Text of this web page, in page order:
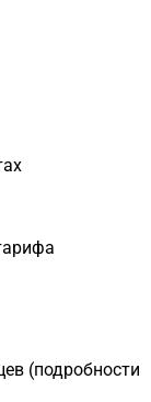
(подробности